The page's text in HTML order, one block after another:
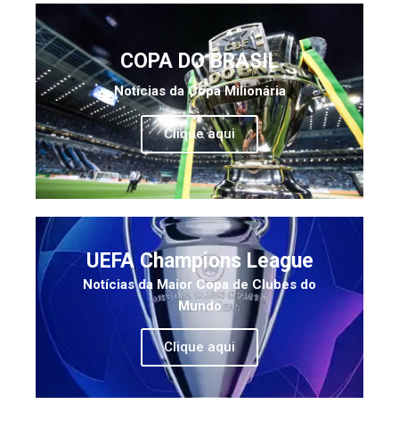
COPA DO BRASIL
Notícias da Copa Milionária
Clique aqui
UEFA Champions League
Notícias da Maior Copa de Clubes do
Mundo
Clique aqui